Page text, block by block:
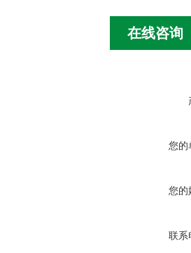
在线咨询
您的
您的
联系